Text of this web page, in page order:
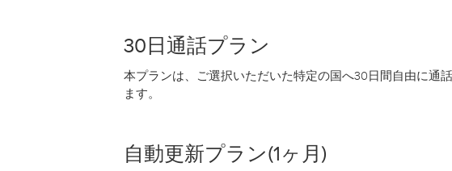
30日通話プラン
本プランは、ご選択いただいた特定の国へ30日間自由に通
ます。
自動更新プラン(1ヶ月)